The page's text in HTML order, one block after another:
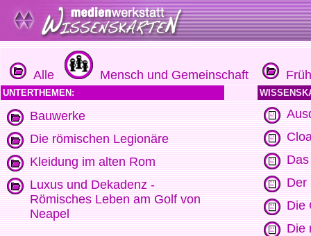
Alle Mensch und Gemeinschaft
UNTERTHEMEN:
Bauwerke
Die römischen Legionäre
Kleidung im alten Rom
Luxus und Dekadenz -
Römisches Leben am Golf von
Neapel
Der
Die
Die